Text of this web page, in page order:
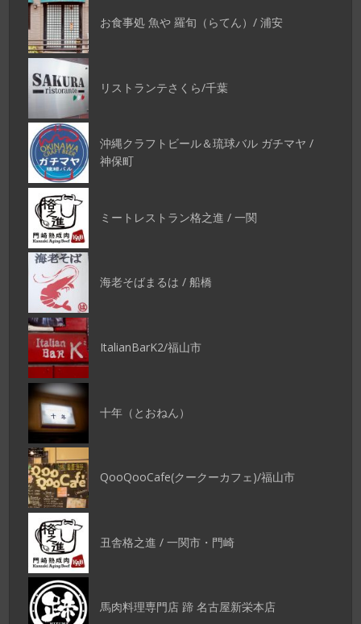
お食事処 魚や 羅旬（らてん）/ 浦安
リストランテさくら/千葉
沖縄クラフトビール＆琉球バル ガチマヤ /
神保町
ミートレストラン格之進 / 一関
海老そばまるは / 船橋
ItalianBarK2/福山市
十年（とおねん）
QooQooCafe(クークーカフェ)/福山市
丑舎格之進 / 一関市・門崎
馬肉料理専門店 蹄 名古屋新栄本店